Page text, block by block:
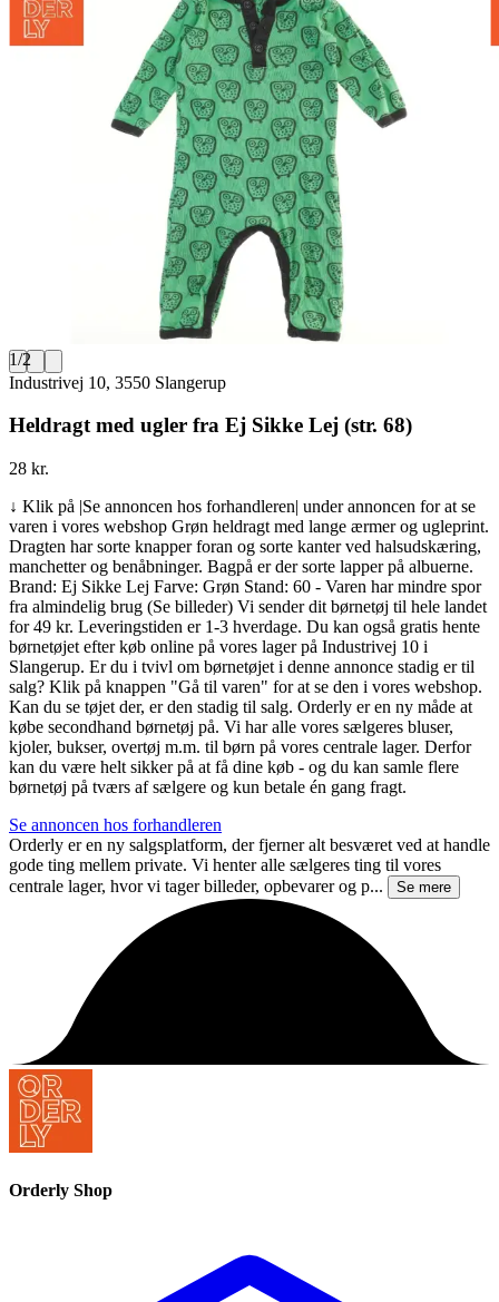
1/2
Industrivej 10, 3550 Slangerup
Heldragt med ugler fra Ej Sikke Lej (str. 68)
28 kr.
↓ Klik på |Se annoncen hos forhandleren| under annoncen for at se
varen i vores webshop Grøn heldragt med lange ærmer og ugleprint.
Dragten har sorte knapper foran og sorte kanter ved halsudskæring,
manchetter og benåbninger. Bagpå er der sorte lapper på albuerne.
Brand: Ej Sikke Lej Farve: Grøn Stand: 60 - Varen har mindre spor
fra almindelig brug (Se billeder) Vi sender dit børnetøj til hele landet
for 49 kr. Leveringstiden er 1-3 hverdage. Du kan også gratis hente
børnetøjet efter køb online på vores lager på Industrivej 10 i
Slangerup. Er du i tvivl om børnetøjet i denne annonce stadig er til
salg? Klik på knappen "Gå til varen" for at se den i vores webshop.
Kan du se tøjet der, er den stadig til salg. Orderly er en ny måde at
købe secondhand børnetøj på. Vi har alle vores sælgeres bluser,
kjoler, bukser, overtøj m.m. til børn på vores centrale lager. Derfor
kan du være helt sikker på at få dine køb - og du kan samle flere
børnetøj på tværs af sælgere og kun betale én gang fragt.
Se annoncen hos forhandleren
Orderly er en ny salgsplatform, der fjerner alt besværet ved at handle
gode ting mellem private. Vi henter alle sælgeres ting til vores
centrale lager, hvor vi tager billeder, opbevarer og p...
Se mere
Orderly Shop